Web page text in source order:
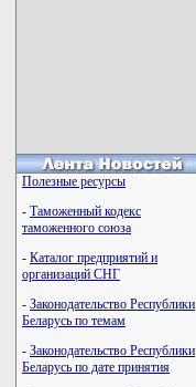
Полезные ресурсы
- Таможенный кодекс
таможенного союза
- Каталог предприятий и
организаций СНГ
- Законодательство Республики
Беларусь по темам
- Законодательство Республики
Беларусь по дате принятия